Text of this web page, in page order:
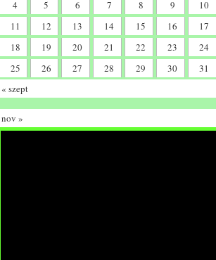
4
5 6 7 8 9
10
11
12 13 14 15 16
17
18
19 20 21 22 23
24
25
26 27 28 29 30
31
« szept
nov »